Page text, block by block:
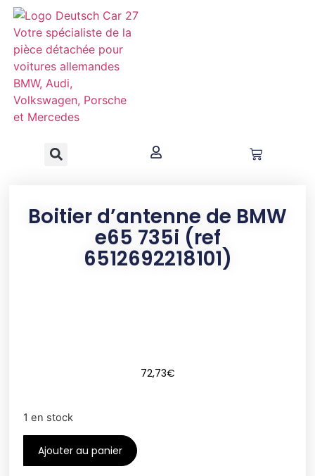
principal
Boitier d’antenne de BMW
e65 735i (ref
6512692218101)
72,73€
1 en stock
Ajouter au panier